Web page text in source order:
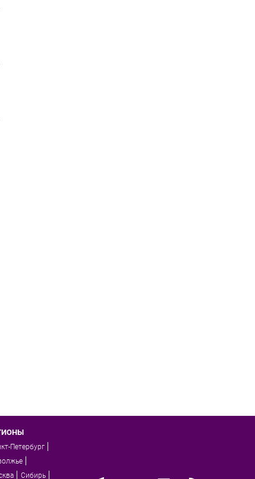
Петербург
Сибирь